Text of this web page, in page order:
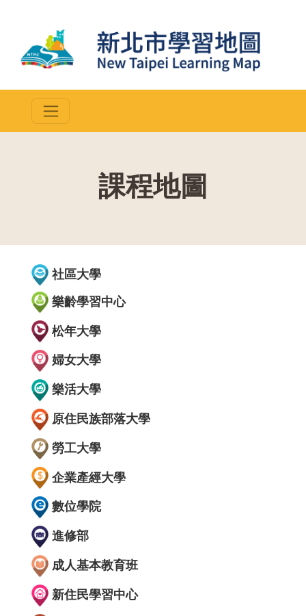
課程地圖
社區大學
樂齡學習中心
松年大學
婦女大學
樂活大學
原住民族部落大學
勞工大學
企業產經大學
數位學院
進修部
成人基本教育班
新住民學習中心